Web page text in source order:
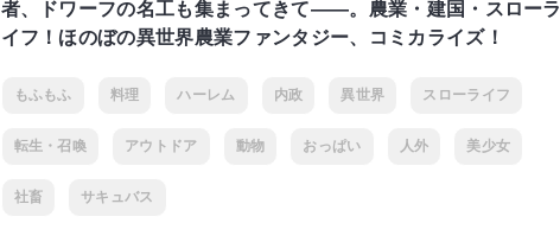
者、ドワーフの名工も集まってきて――。農業・建国・スローラ
イフ！ほのぼの異世界農業ファンタジー、コミカライズ！
もふもふ 料理 ハーレム 内政 異世界 スローライフ
転生・召喚 アウトドア 動物 おっぱい 人外 美少女
社畜 サキュバス